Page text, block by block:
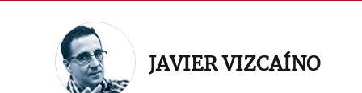
JAVIER VIZCAÍNO